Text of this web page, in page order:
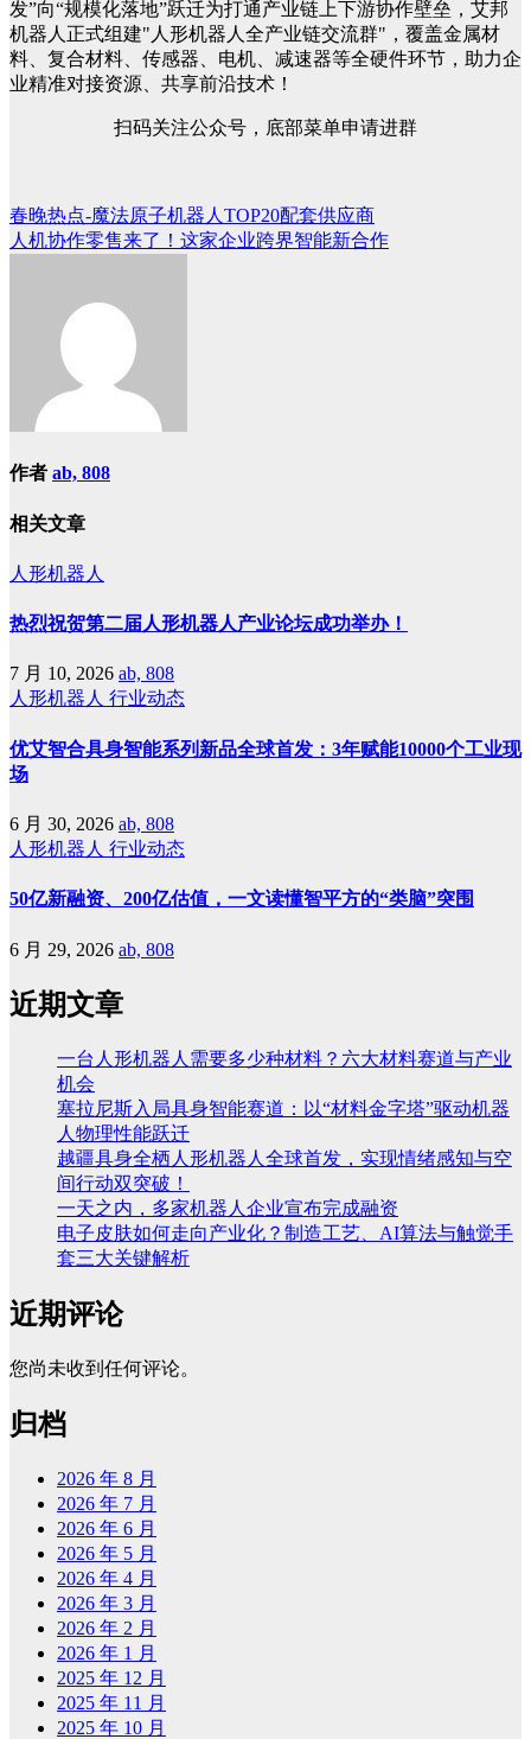
发”向“规模化落地”跃迁为打通产业链上下游协作壁垒，艾邦
机器人正式组建"人形机器人全产业链交流群"，覆盖金属材
料、复合材料、传感器、电机、减速器等全硬件环节，助力企
业精准对接资源、共享前沿技术！
扫码关注公众号，底部菜单申请进群
文
章
春晚热点-魔法原子机器人TOP20配套供应商
人机协作零售来了！这家企业跨界智能新合作
作者 ab, 808
相关文章
人形机器人
热烈祝贺第二届人形机器人产业论坛成功举办！
7 月 10, 2026 ab, 808
人形机器人 行业动态
优艾智合具身智能系列新品全球首发：3年赋能10000个工业现
场
6 月 30, 2026 ab, 808
人形机器人 行业动态
50亿新融资、200亿估值，一文读懂智平方的“类脑”突围
6 月 29, 2026 ab, 808
近期文章
一台人形机器人需要多少种材料？六大材料赛道与产业
机会
塞拉尼斯入局具身智能赛道：以“材料金字塔”驱动机器
人物理性能跃迁
越疆具身全栖人形机器人全球首发，实现情绪感知与空
间行动双突破！
一天之内，多家机器人企业宣布完成融资
电子皮肤如何走向产业化？制造工艺、AI算法与触觉手
套三大关键解析
近期评论
您尚未收到任何评论。
归档
2026 年 8 月
2026 年 7 月
2026 年 6 月
2026 年 5 月
2026 年 4 月
2026 年 3 月
2026 年 2 月
2026 年 1 月
2025 年 12 月
2025 年 11 月
2025 年 10 月